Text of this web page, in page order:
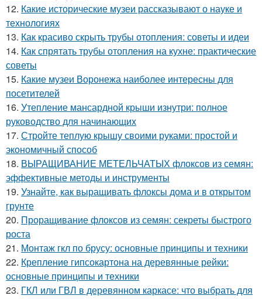
12. Какие исторические музеи рассказывают о науке и
технологиях
13. Как красиво скрыть трубы отопления: советы и идеи
14. Как спрятать трубы отопления на кухне: практические
советы
15. Какие музеи Воронежа наиболее интересны для
посетителей
16. Утепление мансардной крыши изнутри: полное
руководство для начинающих
17. Стройте теплую крышу своими руками: простой и
экономичный способ
18. ВЫРАЩИВАНИЕ МЕТЕЛЬЧАТЫХ флоксов из семян:
эффективные методы и инструменты
19. Узнайте, как выращивать флоксы дома и в открытом
грунте
20. Проращивание флоксов из семян: секреты быстрого
роста
21. Монтаж гкл по брусу: основные принципы и техники
22. Крепление гипсокартона на деревянные рейки:
основные принципы и техники
23. ГКЛ или ГВЛ в деревянном каркасе: что выбрать для